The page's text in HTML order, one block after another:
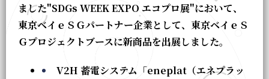
ました"SDGs WEEK EXPO エコプロ展"において、
東京ベイｅＳＧパートナー企業として、東京ベイｅＳ
Ｇプロジェクトブースに新商品を出展しました。
V2H 蓄電システム「eneplat（エネプラッ